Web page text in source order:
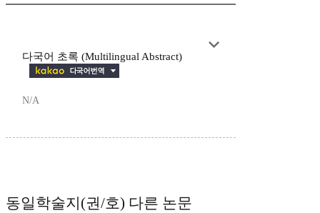
다국어 초록 (Multilingual Abstract)
N/A
동일학술지(권/호) 다른 논문